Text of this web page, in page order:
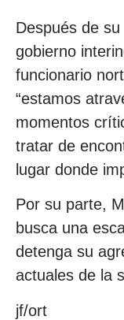
Después de
gobierno
funcionario
“estamos
momentos
tratar de
lugar donde
Por su parte,
busca una
detenga su
actuales de la
jf/ort